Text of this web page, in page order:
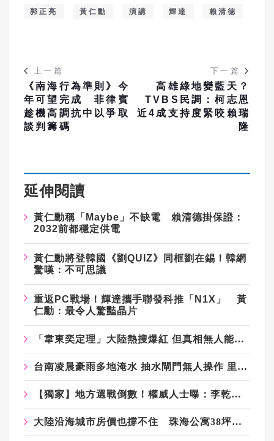
郭正亮 黃仁勳 演講 輝達 賴清德
上一篇
《南海行為準則》今
年可望完成 菲律賓
趁機高調抗中以爭取
談判籌碼
下一篇
高雄綠地變藍天？
TVBS民調：柯志恩
近4成支持度緊咬賴瑞
隆
延伸閱讀
黃仁勳稱「Maybe」不缺電 賴清德掛保證：
2032前都穩定供電
黃仁勳將登韓國《劉QUIZ》同框劉在錫！韓網
驚嘆：不可思議
重返PC戰場！輝達攜手聯發科推「N1X」 黃
仁勳：最令人驚豔晶片
「韋東奕定理」大陸熱搜爆紅 但真相無人能參透
台南凌晨豪雨多地淹水 抽水閘門無人操作 里長怒批：人民只能自救
【獨家】地方選戰倒數！權威人士曝：李乾龍兩戰布局失利退二線 鄭麗文扛責整合艱困選區
大陸沿海城市房價也撐不住 珠海公寓38坪只要100萬台幣